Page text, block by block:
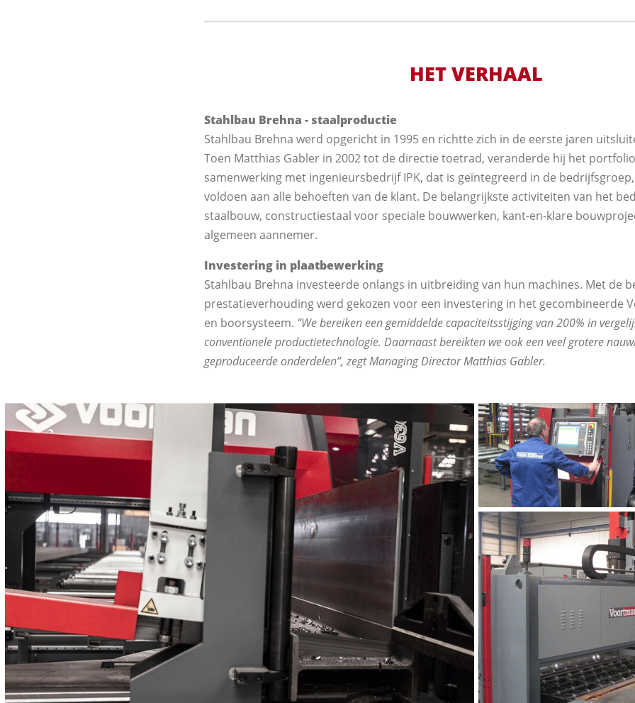
HET VERHAAL
Stahlbau Brehna - staalproductie
Stahlbau Brehna werd opgericht in 1995 en richtte zich in de eerste jaren
Toen Matthias Gabler in 2002 tot de directie toetrad, veranderde hij het
samenwerking met ingenieursbedrijf IPK, dat is geïntegreerd in de
voldoen aan alle behoeften van de klant. De belangrijkste activiteiten van het
staalbouw, constructiestaal voor speciale bouwwerken, kant-en-klare
algemeen aannemer.
Investering in plaatbewerking
Stahlbau Brehna investeerde onlangs in uitbreiding van hun machines. Met de
prestatieverhouding werd gekozen voor een investering in het gecombineerde
en boorsysteem. “We bereiken een gemiddelde capaciteitsstijging van 200% in
conventionele productietechnologie. Daarnaast bereikten we ook een veel grotere
geproduceerde onderdelen”, zegt Managing Director Matthias Gabler.